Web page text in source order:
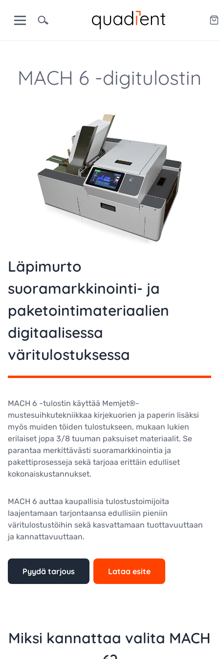
MACH 6 -digitulostin
Läpimurto
suoramarkkinointi- ja
paketointimateriaalien
digitaalisessa
väritulostuksessa
MACH 6 -tulostin käyttää Memjet®-
mustesuihkutekniikkaa kirjekuorien ja paperin lisäksi
myös muiden töiden tulostukseen, mukaan lukien
erilaiset jopa 3/8 tuuman paksuiset materiaalit. Se
parantaa merkittävästi suoramarkkinointia ja
pakettiprosesseja sekä tarjoaa erittäin edulliset
kokonaiskustannukset.
MACH 6 auttaa kaupallisia tulostustoimijoita
laajentamaan tarjontaansa edullisiin pieniin
väritulostustöihin sekä kasvattamaan tuottavuuttaan
ja kannattavuuttaan.
Pyydä tarjous Lataa esite
Miksi kannattaa valita MACH